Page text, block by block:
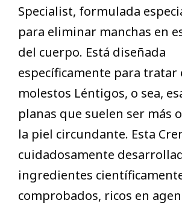
Specialist, formulada
para eliminar manchas en
del cuerpo. Está diseñada
específicamente para tratar
molestos Léntigos, o sea,
planas que suelen ser más
la piel circundante. Esta
cuidadosamente
ingredientes
comprobados, ricos en